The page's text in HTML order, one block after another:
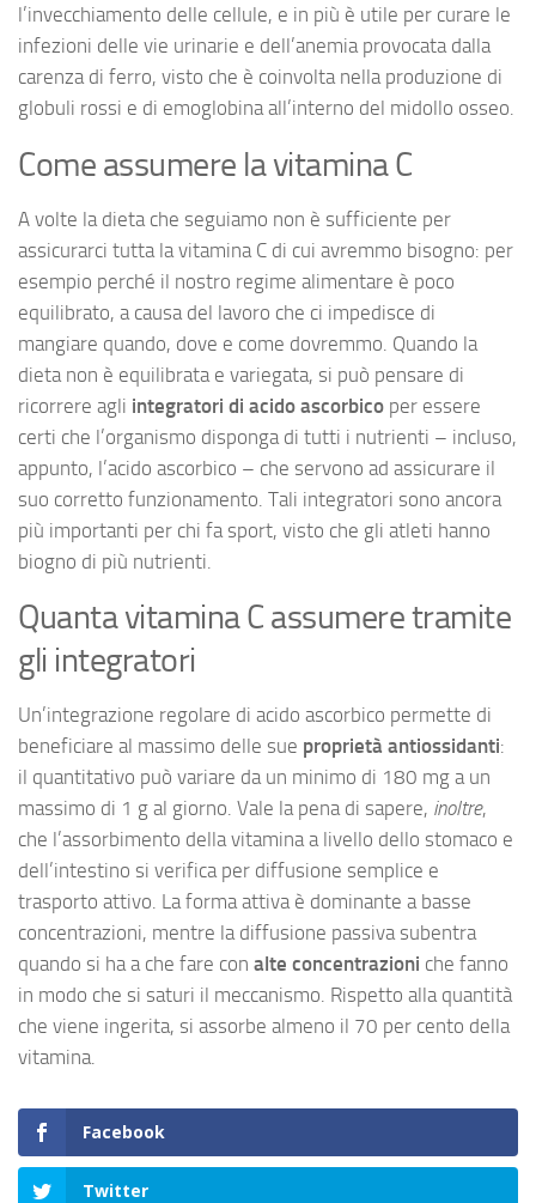
l’invecchiamento delle cellule, e in più è utile per curare le
infezioni delle vie urinarie e dell’anemia provocata dalla
carenza di ferro, visto che è coinvolta nella produzione di
globuli rossi e di emoglobina all’interno del midollo osseo.
Come assumere la vitamina C
A volte la dieta che seguiamo non è sufficiente per
assicurarci tutta la vitamina C di cui avremmo bisogno: per
esempio perché il nostro regime alimentare è poco
equilibrato, a causa del lavoro che ci impedisce di
mangiare quando, dove e come dovremmo. Quando la
dieta non è equilibrata e variegata, si può pensare di
ricorrere agli integratori di acido ascorbico per essere
certi che l’organismo disponga di tutti i nutrienti – incluso,
appunto, l’acido ascorbico – che servono ad assicurare il
suo corretto funzionamento. Tali integratori sono ancora
più importanti per chi fa sport, visto che gli atleti hanno
biogno di più nutrienti.
Quanta vitamina C assumere tramite
gli integratori
Un’integrazione regolare di acido ascorbico permette di
beneficiare al massimo delle sue proprietà antiossidanti:
il quantitativo può variare da un minimo di 180 mg a un
massimo di 1 g al giorno. Vale la pena di sapere, inoltre,
che l’assorbimento della vitamina a livello dello stomaco e
dell’intestino si verifica per diffusione semplice e
trasporto attivo. La forma attiva è dominante a basse
concentrazioni, mentre la diffusione passiva subentra
quando si ha a che fare con alte concentrazioni che fanno
in modo che si saturi il meccanismo. Rispetto alla quantità
che viene ingerita, si assorbe almeno il 70 per cento della
vitamina.
Facebook
Twitter